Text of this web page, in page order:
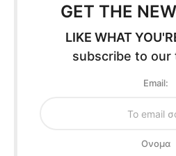
GET THE
LIKE WHAT
subscribe to our
Email:
Oνομα